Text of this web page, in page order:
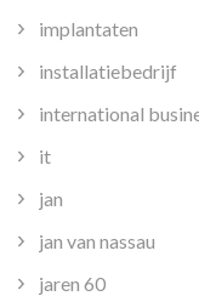
implantaten
installatiebedrijf
international
it
jan
jan van nassau
jaren 60